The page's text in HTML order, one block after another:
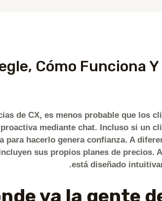
Cómo Funciona
de CX, es menos probable que los
mediante chat. Incluso si un
para hacerlo genera confianza. A
sus propios planes de precios.
está diseñado